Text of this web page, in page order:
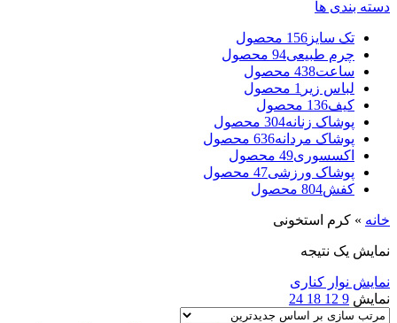
دسته بندی ها
تک سایز 156 محصول
چرم طبیعی94 محصول
ساعت438 محصول
لباس زیر 1 محصول
کیف136 محصول
پوشاک زنانه304 محصول
پوشاک مردانه636 محصول
اکسسوری49 محصول
پوشاک ورزشی47 محصول
کفش804 محصول
خانه » کرم استخونی
نمایش یک نتیجه
نمایش نوار کناری
نمایش 9
12
18
24